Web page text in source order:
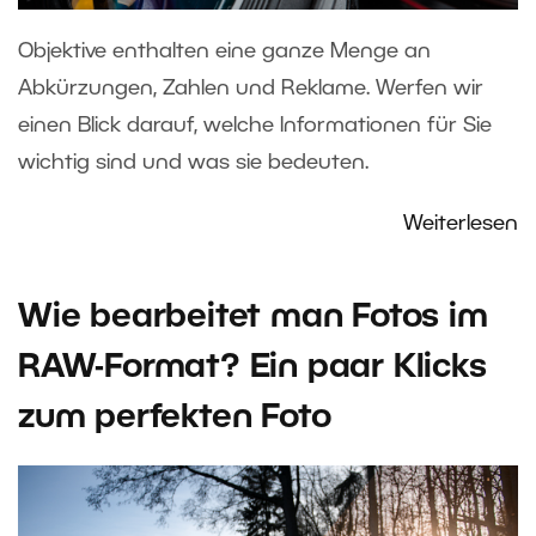
Objektive enthalten eine ganze Menge an
Abkürzungen, Zahlen und Reklame. Werfen wir
einen Blick darauf, welche Informationen für Sie
wichtig sind und was sie bedeuten.
Weiterlesen
Wie bearbeitet man Fotos im
RAW-Format? Ein paar Klicks
zum perfekten Foto